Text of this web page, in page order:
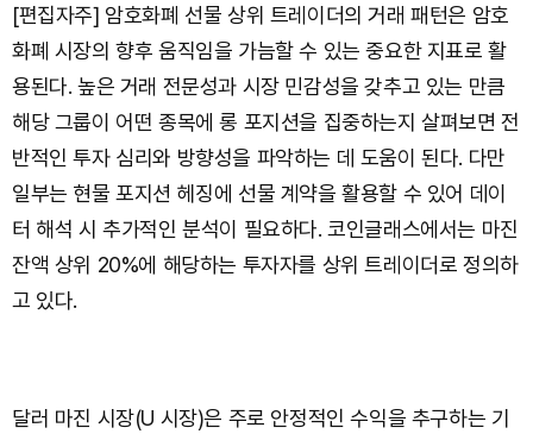
[편집자주] 암호화폐 선물 상위 트레이더의 거래 패턴은 암호
화폐 시장의 향후 움직임을 가늠할 수 있는 중요한 지표로 활
용된다. 높은 거래 전문성과 시장 민감성을 갖추고 있는 만큼
해당 그룹이 어떤 종목에 롱 포지션을 집중하는지 살펴보면 전
반적인 투자 심리와 방향성을 파악하는 데 도움이 된다. 다만
일부는 현물 포지션 헤징에 선물 계약을 활용할 수 있어 데이
터 해석 시 추가적인 분석이 필요하다. 코인글래스에서는 마진
잔액 상위 20%에 해당하는 투자자를 상위 트레이더로 정의하
고 있다.
달러 마진 시장(U 시장)은 주로 안정적인 수익을 추구하는 기